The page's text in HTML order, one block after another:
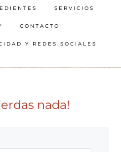
SERVICIOS
CONTACTO
Y REDES SOCIALES
nada!